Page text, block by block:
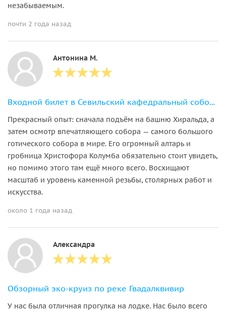
незабываемым.
почти 2 года назад
Антонина М.
Входной билет в Севильский кафедральный собор и на башню Хиральда
Прекрасный опыт: сначала подъём на башню Хиральда, а
затем осмотр впечатляющего собора — самого большого
готического собора в мире. Его огромный алтарь и
гробница Христофора Колумба обязательно стоит увидеть,
но помимо этого там ещё много всего. Восхищают
масштаб и уровень каменной резьбы, столярных работ и
искусства.
около 1 года назад
Александра
Обзорный эко-круиз по реке Гвадалквивир
У нас была отличная прогулка на лодке. Нас было всего